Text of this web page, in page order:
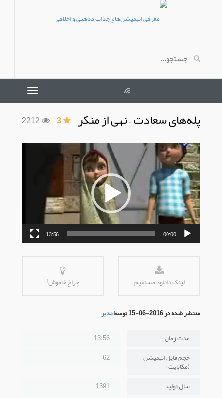
پله‌های سعادت – نهی از منکر 2212 3
نمایشگر
ویدیو
00:00
13:56
لینک دانلود مستقیم چراخ خاموش!
منتشر شده در 2016-06-15 توسط
مدیر
مدت زمان
13:56
حجم فایل انیمیشن
(مگابایت)
62
سال تولید
1391